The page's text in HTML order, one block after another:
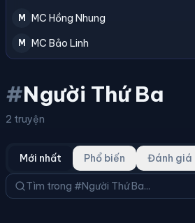
M MC Hồng Nhung
M MC Bảo Linh
#Người Thứ Ba
2 truyện
Mới nhất Phổ biến Đánh giá